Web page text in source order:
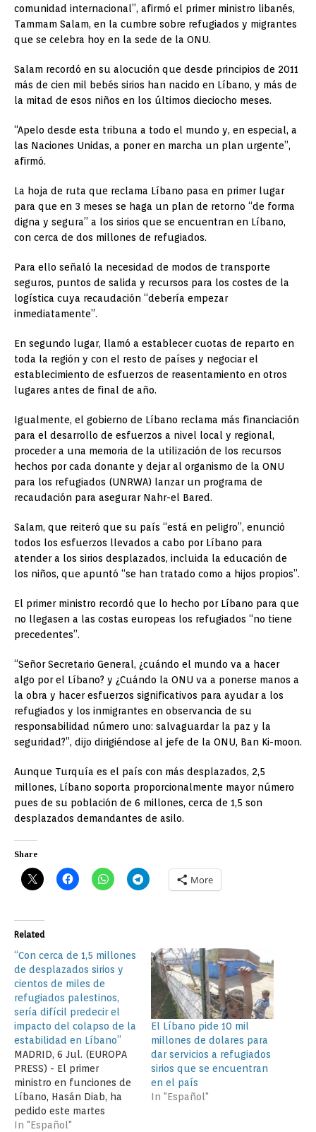
comunidad internacional”, afirmó el primer ministro libanés,
Tammam Salam, en la cumbre sobre refugiados y migrantes
que se celebra hoy en la sede de la ONU.
Salam recordó en su alocución que desde principios de 2011
más de cien mil bebés sirios han nacido en Líbano, y más de
la mitad de esos niños en los últimos dieciocho meses.
“Apelo desde esta tribuna a todo el mundo y, en especial, a
las Naciones Unidas, a poner en marcha un plan urgente”,
afirmó.
La hoja de ruta que reclama Líbano pasa en primer lugar
para que en 3 meses se haga un plan de retorno “de forma
digna y segura” a los sirios que se encuentran en Líbano,
con cerca de dos millones de refugiados.
Para ello señaló la necesidad de modos de transporte
seguros, puntos de salida y recursos para los costes de la
logística cuya recaudación “debería empezar
inmediatamente”.
En segundo lugar, llamó a establecer cuotas de reparto en
toda la región y con el resto de países y negociar el
establecimiento de esfuerzos de reasentamiento en otros
lugares antes de final de año.
Igualmente, el gobierno de Líbano reclama más financiación
para el desarrollo de esfuerzos a nivel local y regional,
proceder a una memoria de la utilización de los recursos
hechos por cada donante y dejar al organismo de la ONU
para los refugiados (UNRWA) lanzar un programa de
recaudación para asegurar Nahr-el Bared.
Salam, que reiteró que su país “está en peligro”, enunció
todos los esfuerzos llevados a cabo por Líbano para
atender a los sirios desplazados, incluida la educación de
los niños, que apuntó “se han tratado como a hijos propios”.
El primer ministro recordó que lo hecho por Líbano para que
no llegasen a las costas europeas los refugiados “no tiene
precedentes”.
“Señor Secretario General, ¿cuándo el mundo va a hacer
algo por el Líbano? y ¿Cuándo la ONU va a ponerse manos a
la obra y hacer esfuerzos significativos para ayudar a los
refugiados y los inmigrantes en observancia de su
responsabilidad número uno: salvaguardar la paz y la
seguridad?”, dijo dirigiéndose al jefe de la ONU, Ban Ki-moon.
Aunque Turquía es el país con más desplazados, 2,5
millones, Líbano soporta proporcionalmente mayor número
pues de su población de 6 millones, cerca de 1,5 son
desplazados demandantes de asilo.
Share
More
Related
“Con cerca de 1,5 millones
de desplazados sirios y
cientos de miles de
refugiados palestinos,
sería difícil predecir el
impacto del colapso de la
estabilidad en Líbano”
MADRID, 6 Jul. (EUROPA
PRESS) - El primer
ministro en funciones de
Líbano, Hasán Diab, ha
pedido este martes
ayuda a la comunidad
In "Español"
El Líbano pide 10 mil
millones de dolares para
dar servicios a refugiados
sirios que se encuentran
en el país
In "Español"